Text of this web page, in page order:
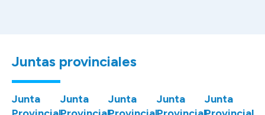
Juntas provinciales
Junta
Junta
Junta
Junta
Junta